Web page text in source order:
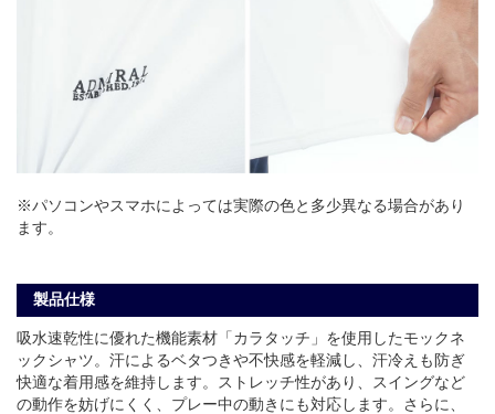
※パソコンやスマホによっては実際の色と多少異なる場合があり
ます。
製品仕様
吸水速乾性に優れた機能素材「カラタッチ」を使用したモックネ
ックシャツ。汗によるベタつきや不快感を軽減し、汗冷えも防ぎ
快適な着用感を維持します。ストレッチ性があり、スイングなど
の動作を妨げにくく、プレー中の動きにも対応します。さらに、